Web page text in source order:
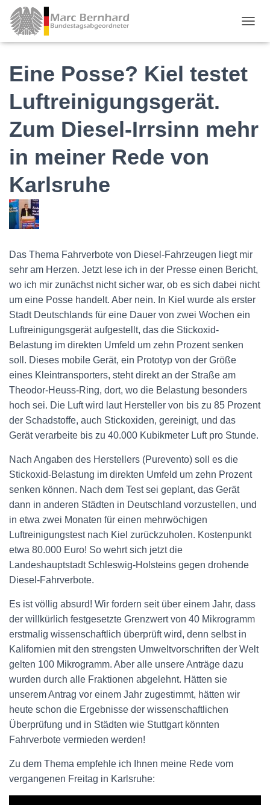
Eine Posse? Kiel testet
Luftreinigungsgerät.
Zum Diesel-Irrsinn mehr
in meiner Rede von
Karlsruhe
Das Thema Fahrverbote von Diesel-Fahrzeugen liegt mir
sehr am Herzen. Jetzt lese ich in der Presse einen Bericht,
wo ich mir zunächst nicht sicher war, ob es sich dabei nicht
um eine Posse handelt. Aber nein. In Kiel wurde als erster
Stadt Deutschlands für eine Dauer von zwei Wochen ein
Luftreinigungsgerät aufgestellt, das die Stickoxid-
Belastung im direkten Umfeld um zehn Prozent senken
soll. Dieses mobile Gerät, ein Prototyp von der Größe
eines Kleintransporters, steht direkt an der Straße am
Theodor-Heuss-Ring, dort, wo die Belastung besonders
hoch sei. Die Luft wird laut Hersteller von bis zu 85 Prozent
der Schadstoffe, auch Stickoxiden, gereinigt, und das
Gerät verarbeite bis zu 40.000 Kubikmeter Luft pro Stunde.
Nach Angaben des Herstellers (Purevento) soll es die
Stickoxid-Belastung im direkten Umfeld um zehn Prozent
senken können. Nach dem Test sei geplant, das Gerät
dann in anderen Städten in Deutschland vorzustellen, und
in etwa zwei Monaten für einen mehrwöchigen
Luftreinigungstest nach Kiel zurückzuholen. Kostenpunkt
etwa 80.000 Euro! So wehrt sich jetzt die
Landeshauptstadt Schleswig-Holsteins gegen drohende
Diesel-Fahrverbote.
Es ist völlig absurd! Wir fordern seit über einem Jahr, dass
der willkürlich festgesetzte Grenzwert von 40 Mikrogramm
erstmalig wissenschaftlich überprüft wird, denn selbst in
Kalifornien mit den strengsten Umweltvorschriften der Welt
gelten 100 Mikrogramm. Aber alle unsere Anträge dazu
wurden durch alle Fraktionen abgelehnt. Hätten sie
unserem Antrag vor einem Jahr zugestimmt, hätten wir
heute schon die Ergebnisse der wissenschaftlichen
Überprüfung und in Städten wie Stuttgart könnten
Fahrverbote vermieden werden!
Zu dem Thema empfehle ich Ihnen meine Rede vom
vergangenen Freitag in Karlsruhe: